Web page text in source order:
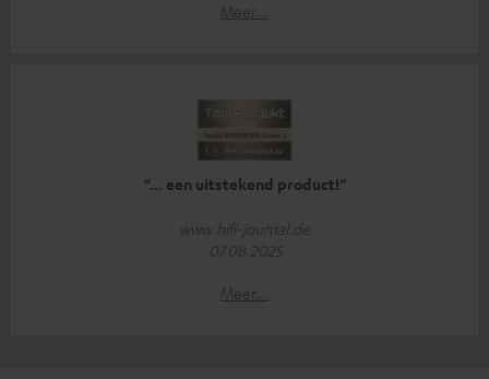
Meer...
“... een uitstekend product!”
www.hifi-journal.de
07.08.2025
Meer...